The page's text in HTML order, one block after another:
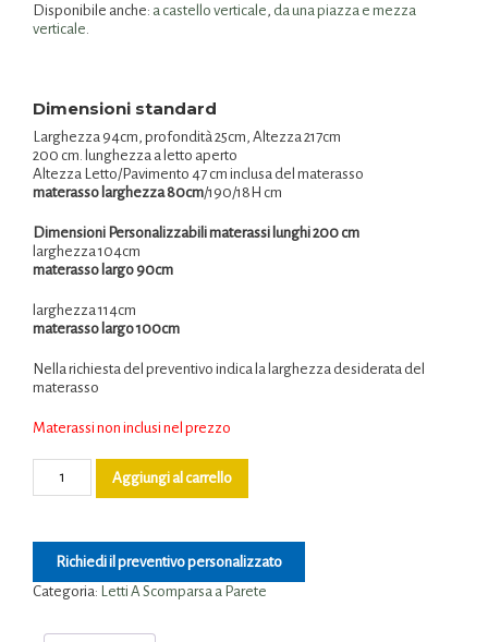
Disponibile anche: a castello verticale , da una piazza e mezza
verticale
Dimensioni standard
Larghezza 94cm, profondità 25cm, Altezza 217cm
200 cm. lunghezza a letto aperto
Altezza Letto/Pavimento 47 cm inclusa del materasso
materasso larghezza 80cm/190/18H cm
Dimensioni Personalizzabili materassi lunghi 200 cm
larghezza 104cm
materasso largo 90cm
larghezza 114cm
materasso largo 100cm
Nella richiesta del preventivo indica la larghezza desiderata del
materasso
Materassi non inclusi nel prezzo
Aggiungi al carrello
Richiedi il preventivo personalizzato
Categoria: Letti A Scomparsa a Parete